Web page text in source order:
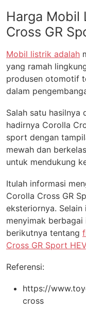
Harga Mobil
Cross GR
Mobil listrik adalah
yang ramah
produsen otomotif
dalam
Salah satu hasilnya
hadirnya Corolla
sport dengan
mewah dan
untuk mendukung
Itulah informasi
Corolla Cross GR
eksteriornya.
menyimak
berikutnya tentang
Cross GR Sport HEV
Referensi:
https://
cross